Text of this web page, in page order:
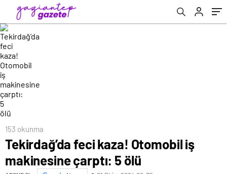
153 okunma
Tekirdağ’da feci kaza! Otomobil iş
makinesine çarptı: 5 ölü